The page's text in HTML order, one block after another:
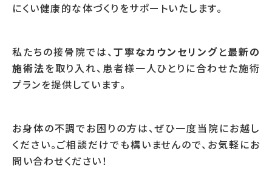
にくい健康的な体づくりをサポートいたします。
私たちの接骨院では、丁寧なカウンセリングと最新の
施術法を取り入れ、患者様一人ひとりに合わせた施術
プランを提供しています。
お身体の不調でお困りの方は、ぜひ一度当院にお越し
ください。ご相談だけでも構いませんので、お気軽にお
問い合わせください！